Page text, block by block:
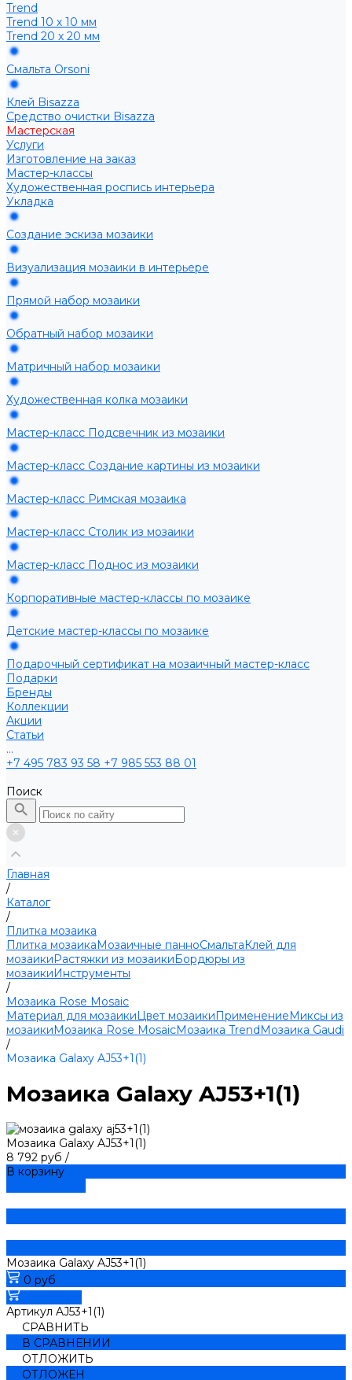
Trend
Trend 10 х 10 мм
Trend 20 х 20 мм
Смальта Orsoni
Клей Bisazza
Средство очистки Bisazza
Мастерская
Услуги
Изготовление на заказ
Мастер-классы
Художественная роспись интерьера
Укладка
Создание эскиза мозаики
Визуализация мозаики в интерьере
Прямой набор мозаики
Обратный набор мозаики
Матричный набор мозаики
Художественная колка мозаики
Мастер-класс Подсвечник из мозаики
Мастер-класс Создание картины из мозаики
Мастер-класс Римская мозаика
Мастер-класс Столик из мозаики
Мастер-класс Поднос из мозаики
Корпоративные мастер-классы по мозаике
Детские мастер-классы по мозаике
Подарочный сертификат на мозаичный мастер-класс
Подарки
Бренды
Коллекции
Акции
Статьи
...
+7 495 783 93 58 +7 985 553 88 01
Поиск
Главная
/
Каталог
/
Плитка мозаика
Плитка мозаикаМозаичные панноСмальтаКлей для
мозаикиРастяжки из мозаикиБордюры из
мозаикиИнструменты
/
Мозаика Rose Mosaic
Материал для мозаикиЦвет мозаикиПрименениеМиксы из
мозаикиМозаика Rose MosaicМозаика TrendМозаика Gaudi
/
Мозаика Galaxy AJ53+1(1)
Мозаика Galaxy AJ53+1(1)
Мозаика Galaxy AJ53+1(1)
8 792 руб /
В корзину
Мозаика Galaxy AJ53+1(1)
0 руб
Артикул AJ53+1(1)
СРАВНИТЬ
В СРАВНЕНИИ
ОТЛОЖИТЬ
ОТЛОЖЕН